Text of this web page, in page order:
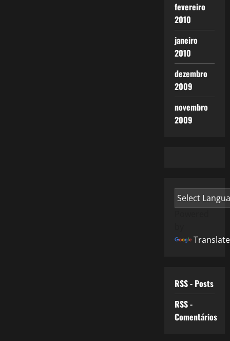
fevereiro
2010
janeiro
2010
dezembro
2009
novembro
2009
Translate
RSS - Posts
RSS -
Comentários